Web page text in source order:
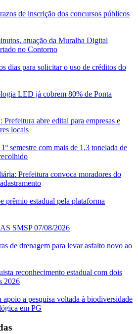
de inscrição dos concursos públicos
atuação da Muralha Digital
no Contorno
dias para solicitar o uso de créditos do
LED já cobrem 80% de Ponta
Prefeitura abre edital para empresas e
locais
1º semestre com mais de 1,3 tonelada de
Prefeitura convoca moradores do
prêmio estadual pela plataforma
SMSP 07/08/2026
de drenagem para levar asfalto novo ao
reconhecimento estadual com dois
2026
a pesquisa voltada à biodiversidade
em PG